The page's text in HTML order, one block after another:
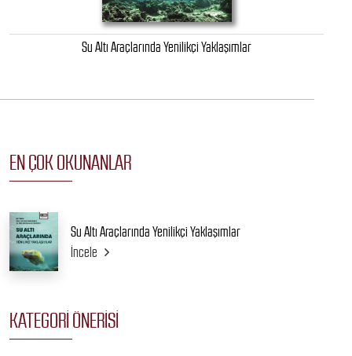
Su Altı Araçlarında Yenilikçi Yaklaşımlar
EN ÇOK OKUNANLAR
Su Altı Araçlarında Yenilikçi Yaklaşımlar
İncele
KATEGORI ÖNERISI